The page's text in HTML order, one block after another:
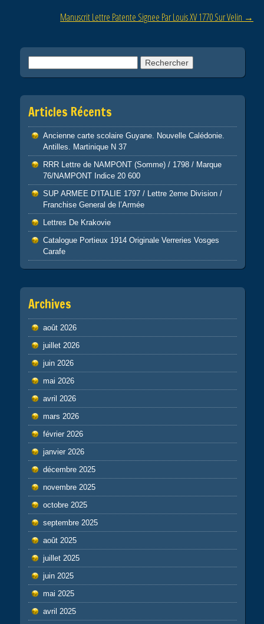
Manuscrit Lettre Patente Signee Par Louis XV 1770 Sur Velin →
Articles Récents
Ancienne carte scolaire Guyane. Nouvelle Calédonie.
Antilles. Martinique N 37
RRR Lettre de NAMPONT (Somme) / 1798 / Marque
76/NAMPONT Indice 20 600
SUP ARMEE D’ITALIE 1797 / Lettre 2eme Division /
Franchise General de l’Armée
Lettres De Krakovie
Catalogue Portieux 1914 Originale Verreries Vosges
Carafe
Archives
août 2026
juillet 2026
juin 2026
mai 2026
avril 2026
mars 2026
février 2026
janvier 2026
décembre 2025
novembre 2025
octobre 2025
septembre 2025
août 2025
juillet 2025
juin 2025
mai 2025
avril 2025